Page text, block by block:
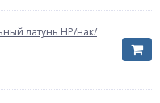
латунь НР/нак/